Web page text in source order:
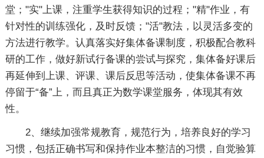
堂；"实"上课，注重学生获得知识的过程；"精"作业，有
针对性的训练强化，及时反馈；"活"教法，以灵活多变的
方法进行教学。认真落实好集体备课制度，积极配合教科
研的工作，做好新试行备课的尝试与探究，集体备好课后
再延伸到上课、评课、课后反思等活动，使集体备课不再
停留于“备”上，而且真正为数学课堂服务，体现其有效
性。
2、继续加强常规教育，规范行为，培养良好的学习
习惯，包括正确书写和保持作业本整洁的习惯，自觉验算